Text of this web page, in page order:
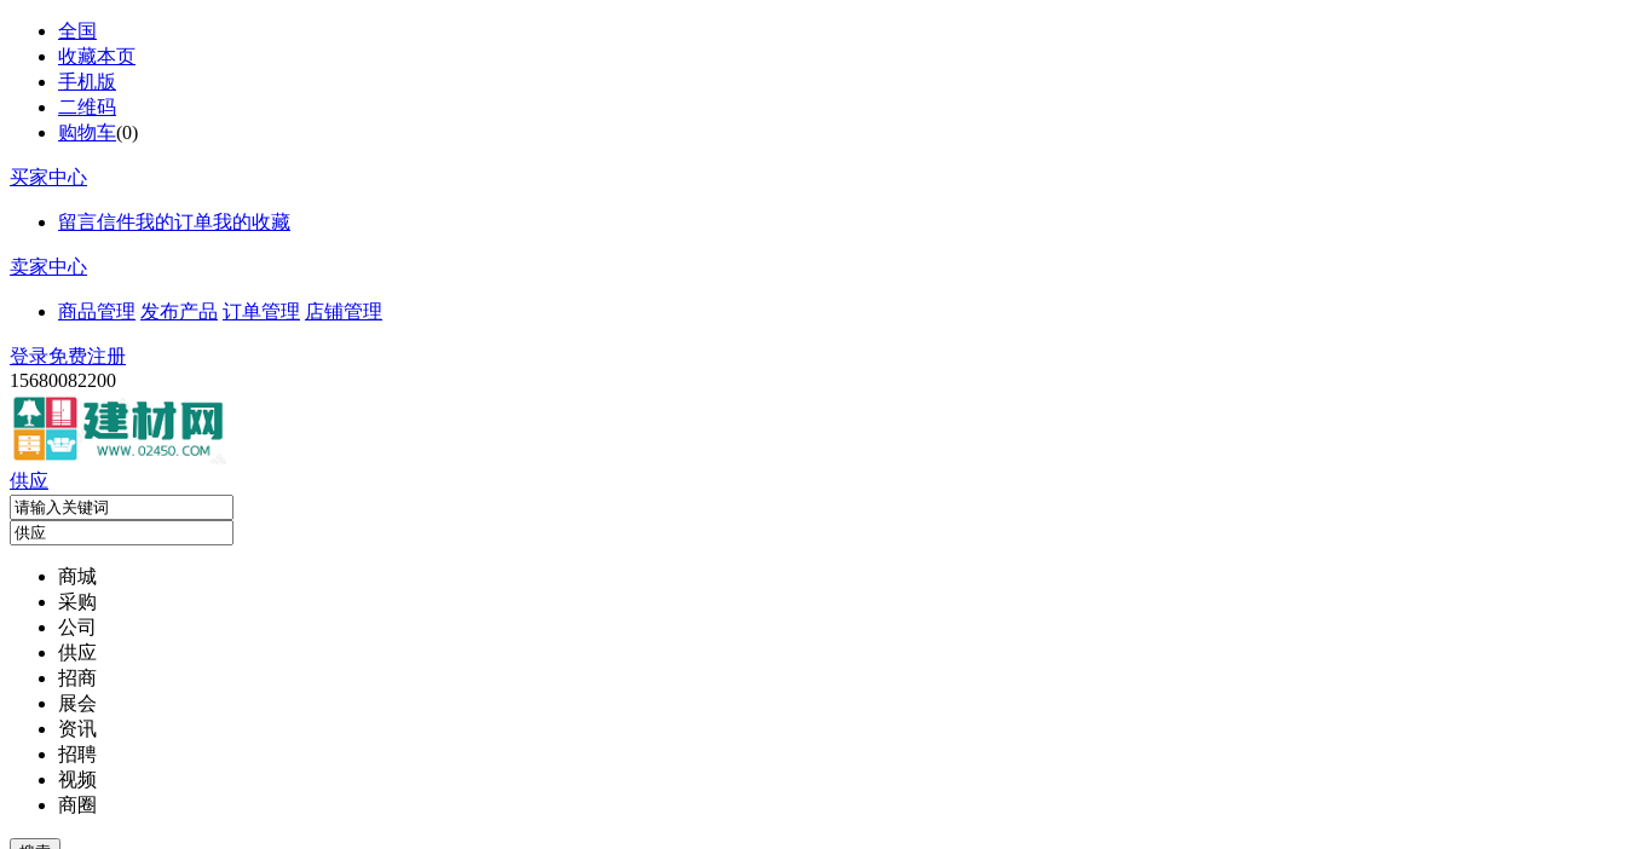
全国
收藏本页
手机版
二维码
购物车(0)
买家中心
留言信件我的订单我的收藏
卖家中心
商品管理 发布产品 订单管理 店铺管理
登录免费注册
15680082200
供应
商城
采购
公司
供应
招商
展会
资讯
招聘
视频
商圈